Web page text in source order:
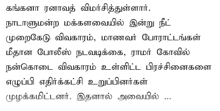
கங்கனா ரனாவத் விமர்சித்துள்ளார்.
நாடாளுமன்ற மக்களவையில் இன்று நீட்
முறைகேடு விவகாரம், மாணவர் போராட்டங்கள்
மீதான போலீஸ் நடவடிக்கை, ராமர் கோவில்
நன்கொடை விவகாரம் உள்ளிட்ட பிரச்சினைகளை
எழுப்பி எதிர்க்கட்சி உறுப்பினர்கள்
முழக்கமிட்டனர். இதனால் அவையில் ...